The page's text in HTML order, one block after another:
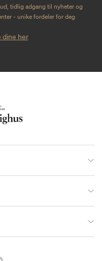
tidlig adgang til nyheter og
- unike fordeler for deg
dine her